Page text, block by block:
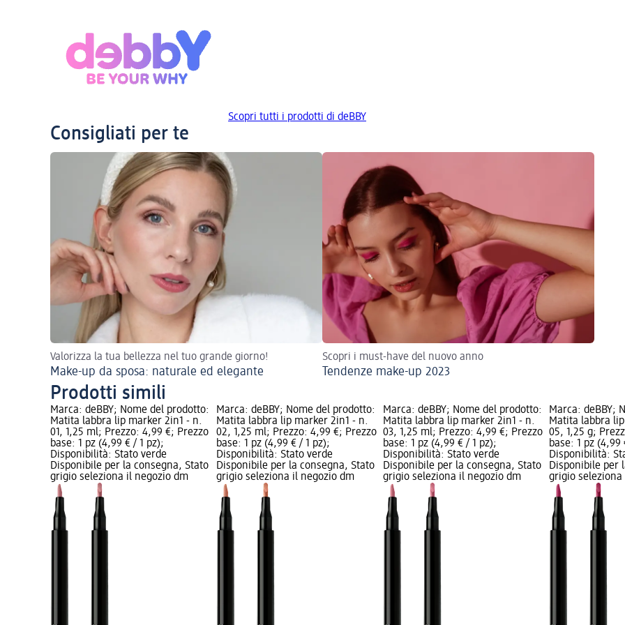
Scopri tutti i prodotti di deBBY
Consigliati per te
Valorizza la tua bellezza nel tuo grande giorno!
Make-up da sposa: naturale ed elegante
Scopri i must-have del nuovo anno
Tendenze make-up 2023
Prodotti simili
Marca: deBBY; Nome del prodotto:
Matita labbra lip marker 2in1 - n.
01, 1,25 ml; Prezzo: 4,99 €; Prezzo
base: 1 pz (4,99 € / 1 pz);
Disponibilità: Stato verde
Disponibile per la consegna, Stato
grigio seleziona il negozio dm
Marca: deBBY; Nome del prodotto:
Matita labbra lip marker 2in1 - n.
02, 1,25 ml; Prezzo: 4,99 €; Prezzo
base: 1 pz (4,99 € / 1 pz);
Disponibilità: Stato verde
Disponibile per la consegna, Stato
grigio seleziona il negozio dm
Marca: deBBY; Nome del prodotto:
Matita labbra lip marker 2in1 - n.
03, 1,25 ml; Prezzo: 4,99 €; Prezzo
base: 1 pz (4,99 € / 1 pz);
Disponibilità: Stato verde
Disponibile per la consegna, Stato
grigio seleziona il negozio dm
Marca: deBBY;
Matita labbra
05, 1,25 g;
base: 1 pz (4,99
Disponibilità:
Disponibile per
grigio